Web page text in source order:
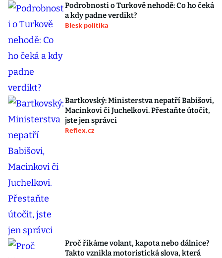
Podrobnosti o Turkově nehodě: Co ho čeká
a kdy padne verdikt?
Blesk politika
Bartkovský: Ministerstva nepatří Babišovi,
Macinkovi či Juchelkovi. Přestaňte útočit,
jste jen správci
Reflex.cz
Proč říkáme volant, kapota nebo dálnice?
Takto vznikla motoristická slova, která